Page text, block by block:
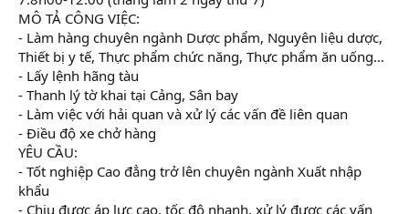
MÔ TẢ CÔNG VIỆC:
- Làm hàng chuyên ngành Dược phẩm, Nguyên liệu dược,
Thiết bị y tế, Thực phẩm chức năng, Thực phẩm ăn uống…
- Lấy lệnh hãng tàu
- Thanh lý tờ khai tại Cảng, Sân bay
- Làm việc với hải quan và xử lý các vấn đề liên quan
- Điều độ xe chở hàng
YÊU CẦU:
- Tốt nghiệp Cao đẳng trở lên chuyên ngành Xuất nhập
khẩu
- Chịu được áp lực cao, tốc độ nhanh, xử lý được các vấn